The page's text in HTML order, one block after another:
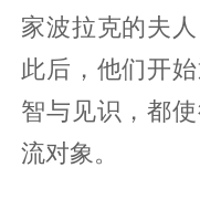
家波拉克的夫
此后，他们开
智与见识，都
流对象。